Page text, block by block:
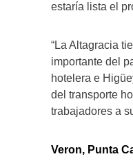
estaría lista el
“La Altagracia
importante del
hotelera e
del transporte
trabajadores a
Veron, Punta